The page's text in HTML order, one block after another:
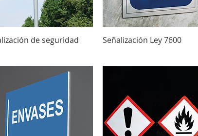
Vista rápida
de seguridad
Vista rápida
Señalización Ley 7600